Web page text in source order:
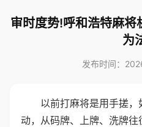
审时度势!呼和浩特麻
为
发布时间：
以前打麻将是用手搓
动，从码牌、上牌、洗牌